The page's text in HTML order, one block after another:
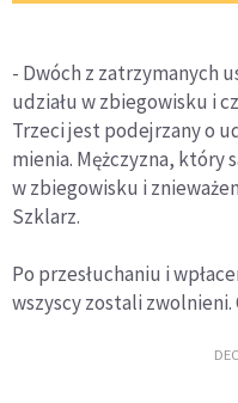
- Dwóch z zatrzymanych
udziału w zbiegowisku i
Trzeci jest podejrzany o
mienia. Mężczyzna, który
w zbiegowisku i
Szklarz.
Po przesłuchaniu i
wszyscy zostali